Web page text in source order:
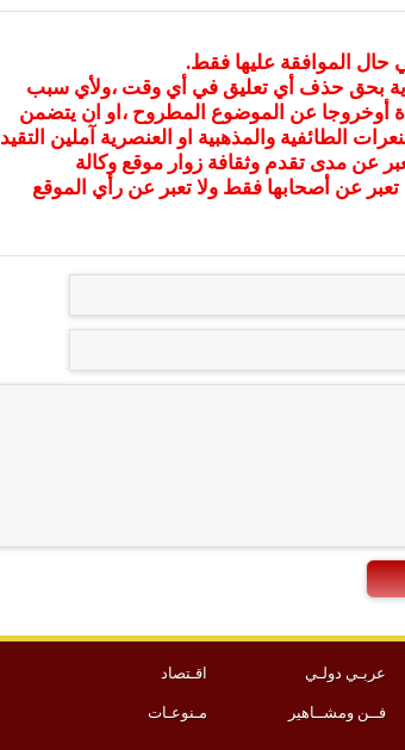
حال الموافقة عليها فقط.
بحق حذف أي تعليق في أي وقت ،ولأي سبب
أوخروجا عن الموضوع المطروح ،او ان يتضمن
الطائفية والمذهبية او العنصرية آملين التقيد
عن مدى تقدم وثقافة زوار موقع وكالة
تعبر عن أصحابها فقط ولا تعبر عن رأي الموقع
عربـي دولـي اقـتصاد
فــن ومشــاهير مـنوعـات